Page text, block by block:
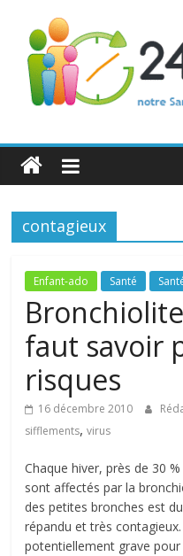
24h
Santé
La
de
toute
famille
contagieux
Enfant-ado Santé
faut savoir
risques
16 décembre 2010
sifflements,virus
Chaque hiver, près de 30
sont affectés par la
des petites bronches est
répandu et très
potentiellement grave